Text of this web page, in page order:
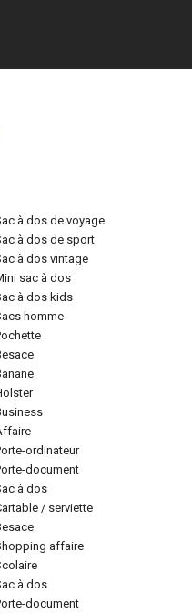
sac à dos de voyage
sac à dos de sport
sac à dos vintage
mini sac à dos
sac à dos kids
sacs homme
pochette
besace
banane
holster
business
affaire
porte-ordinateur
porte-document
sac à dos
cartable / serviette
besace
shopping affaire
scolaire
sac à dos
porte-document